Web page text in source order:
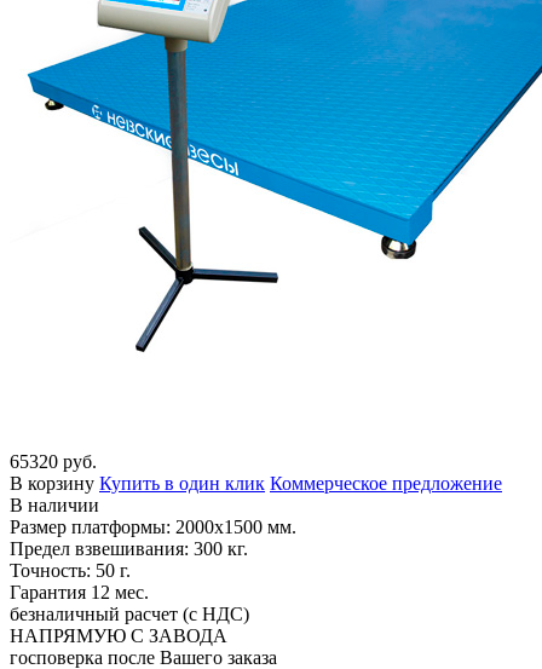
65320 руб.
В корзину Купить в один клик Коммерческое предложение
В наличии
Размер платформы: 2000х1500 мм.
Предел взвешивания: 300 кг.
Точность: 50 г.
Гарантия 12 мес.
безналичный расчет (с НДС)
НАПРЯМУЮ С ЗАВОДА
госповерка после Вашего заказа